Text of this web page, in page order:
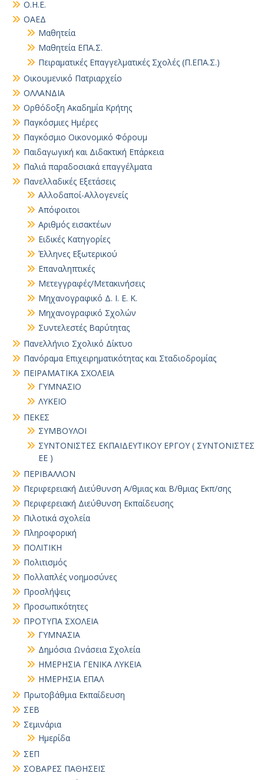
Ο.Η.Ε.
ΟΑΕΔ
Μαθητεία
Μαθητεία ΕΠΑ.Σ.
Πειραματικές Επαγγελματικές Σχολές (Π.ΕΠΑ.Σ.)
Οικουμενικό Πατριαρχείο
ΟΛΛΑΝΔΙΑ
Ορθόδοξη Ακαδημία Κρήτης
Παγκόσμιες Ημέρες
Παγκόσμιο Οικονομικό Φόρουμ
Παιδαγωγική και Διδακτική Επάρκεια
Παλιά παραδοσιακά επαγγέλματα
Πανελλαδικές Εξετάσεις
Αλλοδαποί-Αλλογενείς
Απόφοιτοι
Αριθμός εισακτέων
Ειδικές Κατηγορίες
Έλληνες Εξωτερικού
Επαναληπτικές
Μετεγγραφές/Μετακινήσεις
Μηχανογραφικό Δ. Ι. Ε. Κ.
Μηχανογραφικό Σχολών
Συντελεστές Βαρύτητας
Πανελλήνιο Σχολικό Δίκτυο
Πανόραμα Επιχειρηματικότητας και Σταδιοδρομίας
ΠΕΙΡΑΜΑΤΙΚΑ ΣΧΟΛΕΙΑ
ΓΥΜΝΑΣΙΟ
ΛΥΚΕΙΟ
ΠΕΚΕΣ
ΣΥΜΒΟΥΛΟΙ
ΣΥΝΤΟΝΙΣΤΕΣ ΕΚΠΑΙΔΕΥΤΙΚΟΥ ΕΡΓΟΥ ( ΣΥΝΤΟΝΙΣΤΕΣ
ΕΕ )
ΠΕΡΙΒΑΛΛΟΝ
Περιφερειακή Διεύθυνση Α/θμιας και Β/θμιας Εκπ/σης
Περιφερειακή Διεύθυνση Εκπαίδευσης
Πιλοτικά σχολεία
Πληροφορική
ΠΟΛΙΤΙΚΗ
Πολιτισμός
Πολλαπλές νοημοσύνες
Προσλήψεις
Προσωπικότητες
ΠΡΟΤΥΠΑ ΣΧΟΛΕΙΑ
ΓΥΜΝΑΣΙΑ
Δημόσια Ωνάσεια Σχολεία
ΗΜΕΡΗΣΙΑ ΓΕΝΙΚΑ ΛΥΚΕΙΑ
ΗΜΕΡΗΣΙΑ ΕΠΑΛ
Πρωτοβάθμια Εκπαίδευση
ΣΕΒ
Σεμινάρια
Ημερίδα
ΣΕΠ
ΣΟΒΑΡΕΣ ΠΑΘΗΣΕΙΣ